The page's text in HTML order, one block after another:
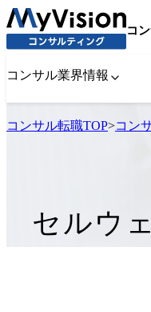
コ
コンサル業界情報
コンサル転職TOP>コン
セルウ